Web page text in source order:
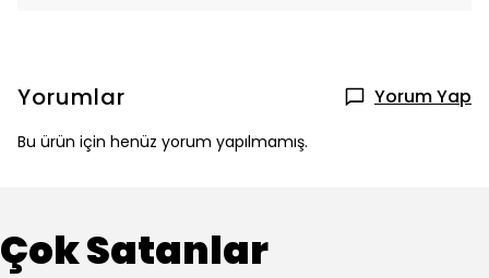
Yorumlar Yorum Yap
Bu ürün için henüz yorum yapılmamış.
Çok Satanlar